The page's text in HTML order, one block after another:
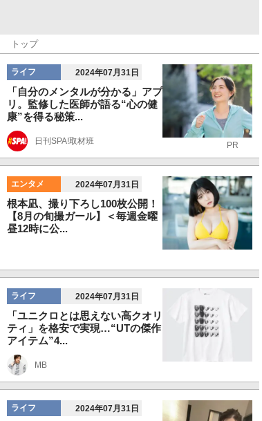
トップ
ライフ 2024年07月31日
「自分のメンタルが分かる」アプ
リ。監修した医師が語る“心の健
康”を得る秘策...
日刊SPA!取材班 PR
エンタメ 2024年07月31日
根本凪、撮り下ろし100枚公開！
【8月の旬撮ガール】＜毎週金曜
昼12時に公...
ライフ 2024年07月31日
「ユニクロとは思えない高クオリ
ティ」を格安で実現…“UTの傑作
アイテム”4...
MB
ライフ 2024年07月31日